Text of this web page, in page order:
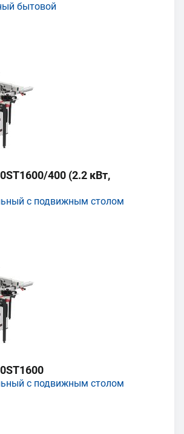
бытовой
400 (2.2 кВт,
с подвижным столом
с подвижным столом